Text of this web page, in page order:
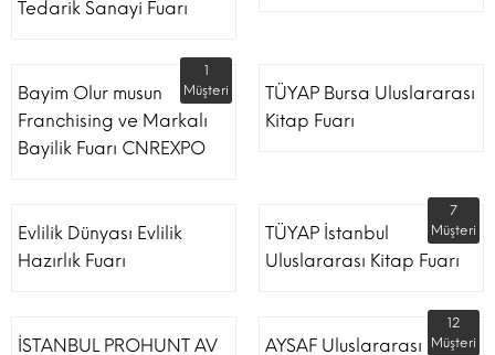
Tedarik Sanayi Fuarı
Bayim Olur musun
Franchising ve Markalı
Bayilik Fuarı CNREXPO
1
Müşteri
TÜYAP Bursa Uluslararası
Kitap Fuarı
Evlilik Dünyası Evlilik
Hazırlık Fuarı
TÜYAP İstanbul
Uluslararası Kitap Fuarı
7
Müşteri
İSTANBUL PROHUNT AV
AYSAF Uluslararası
12
Müşteri